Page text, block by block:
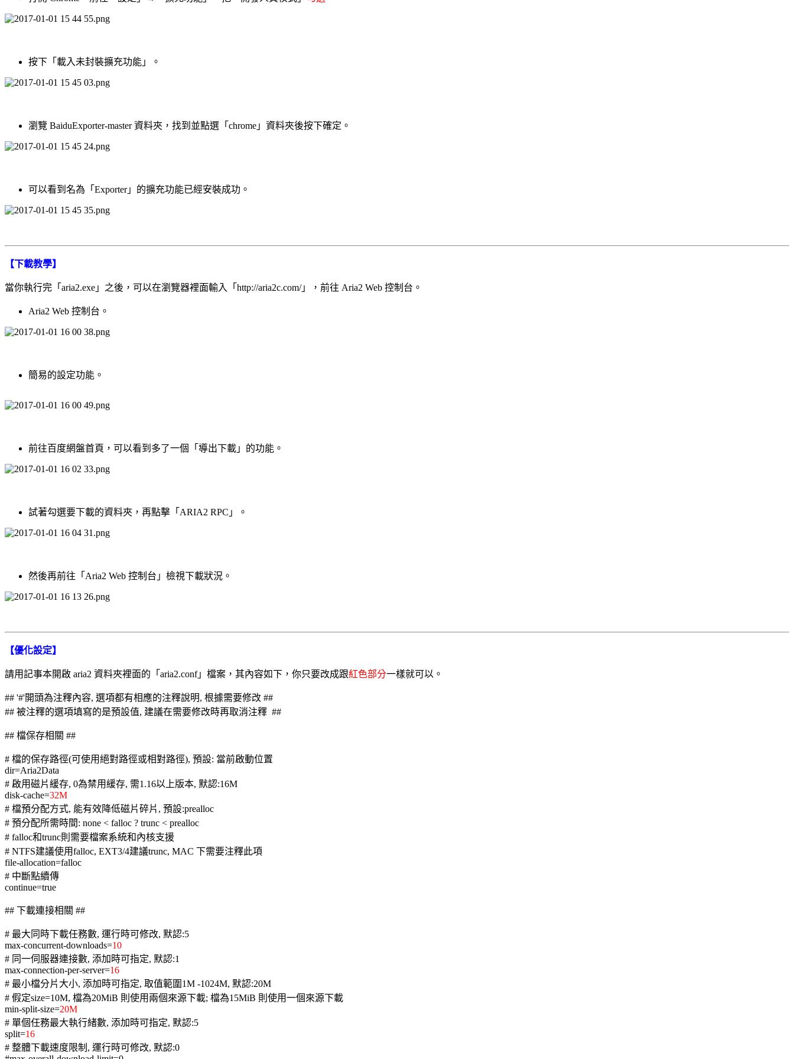
按下「載入未封裝擴充功能」。
瀏覽 BaiduExporter-master 資料夾，找到並點選「chrome」資料夾後按下確定。
可以看到名為「Exporter」的擴充功能已經安裝成功。
【下載教學】
當你執行完「aria2.exe」之後，可以在瀏覽器裡面輸入「http://aria2c.com/」，前往 Aria2 Web 控制台。
Aria2 Web 控制台。
簡易的設定功能。
前往百度網盤首頁，可以看到多了一個「導出下載」的功能。
試著勾選要下載的資料夾，再點擊「ARIA2 RPC」。
然後再前往「Aria2 Web 控制台」檢視下載狀況。
【優化設定】
請用記事本開啟 aria2 資料夾裡面的「aria2.conf」檔案，其內容如下，你只要改成跟紅色部分一樣就可以。
## '#'開頭為注釋內容, 選項都有相應的注釋說明, 根據需要修改 ##
## 被注釋的選項填寫的是預設值, 建議在需要修改時再取消注釋 ##
## 檔保存相關 ##
# 檔的保存路徑(可使用絕對路徑或相對路徑), 預設: 當前啟動位置
dir=Aria2Data
# 啟用磁片緩存, 0為禁用緩存, 需1.16以上版本, 默認:16M
disk-cache=32M
# 檔預分配方式, 能有效降低磁片碎片, 預設:prealloc
# 預分配所需時間: none < falloc ? trunc < prealloc
# falloc和trunc則需要檔案系統和內核支援
# NTFS建議使用falloc, EXT3/4建議trunc, MAC 下需要注釋此項
file-allocation=falloc
# 中斷點續傳
continue=true
## 下載連接相關 ##
# 最大同時下載任務數, 運行時可修改, 默認:5
max-concurrent-downloads=10
# 同一伺服器連接數, 添加時可指定, 默認:1
max-connection-per-server=16
# 最小檔分片大小, 添加時可指定, 取值範圍1M -1024M, 默認:20M
# 假定size=10M, 檔為20MiB 則使用兩個來源下載; 檔為15MiB 則使用一個來源下載
min-split-size=20M
# 單個任務最大執行緒數, 添加時可指定, 默認:5
split=16
# 整體下載速度限制, 運行時可修改, 默認:0